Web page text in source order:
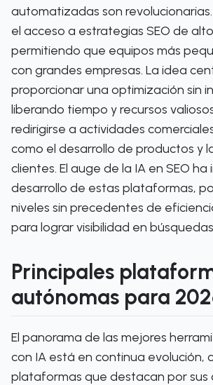
automatizadas son
el acceso a estrategias SEO de
permitiendo que equipos más
con grandes empresas. La idea
proporcionar una optimización sin
liberando tiempo y recursos
redirigirse a actividades
como el desarrollo de productos y
clientes. El auge de la IA en SEO ha
desarrollo de estas plataformas,
niveles sin precedentes de
para lograr visibilidad en
Principales
autónomas para
El panorama de las mejores
con IA está en continua evolución,
plataformas que destacan por sus